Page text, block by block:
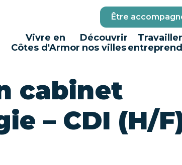
Être
Vivre en
Côtes d'Armor
Découvrir
nos villes
Travailler
cabinet
– CDI (H/